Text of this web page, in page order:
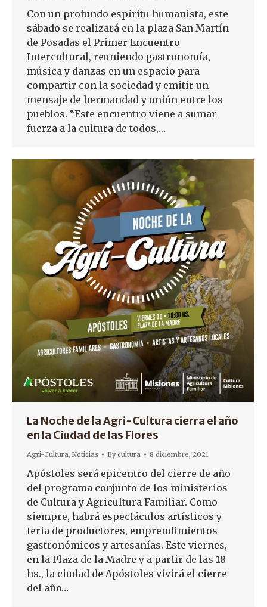
Con un profundo espíritu humanista, este
sábado se realizará en la plaza San Martín
de Posadas el Primer Encuentro
Intercultural, reuniendo gastronomía,
música y danzas en un espacio para
compartir con la sociedad y emitir un
mensaje de hermandad y unión entre los
pueblos. “Este encuentro viene a sumar
fuerza a la cultura de todos,…
La Noche de la Agri-Cultura cierra el año
en la Ciudad de las Flores
Agri-Cultura, Noticias Bycultura 8 diciembre, 2021
Apóstoles será epicentro del cierre de año
del programa conjunto de los ministerios
de Cultura y Agricultura Familiar. Como
siempre, habrá espectáculos artísticos y
feria de productores, emprendimientos
gastronómicos y artesanías. Este viernes,
en la Plaza de la Madre y a partir de las 18
hs., la ciudad de Apóstoles vivirá el cierre
del año…